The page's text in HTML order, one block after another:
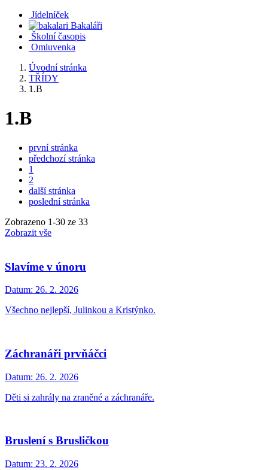
Jídelníček
Bakaláři
Školní časopis
Omluvenka
Úvodní stránka
TŘÍDY
1.B
1.B
první stránka
předchozí stránka
1
2
další stránka
poslední stránka
Zobrazeno 1-30 ze 33
Zobrazit vše
Slavíme v únoru
Datum: 26. 2. 2026
Všechno nejlepší, Julinkou a Kristýnko.
Záchranáři prvňáčci
Datum: 26. 2. 2026
Děti si zahrály na zraněné a záchranáře.
Bruslení s Brusličkou
Datum: 23. 2. 2026